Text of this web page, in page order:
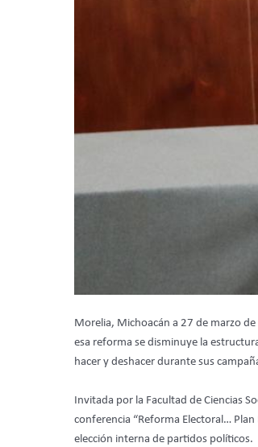
Morelia, Michoacán a 27 de marzo
esa reforma se disminuye la
hacer y deshacer durante sus
Invitada por la Facultad de Ciencias
conferencia “Reforma Electoral…
elección interna de partidos políticos.